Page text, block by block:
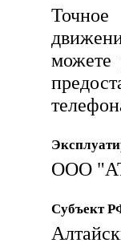
можете
ООО
Субъект